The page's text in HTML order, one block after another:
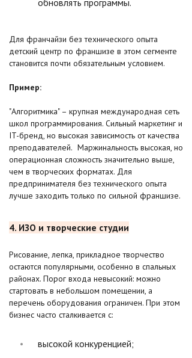
обновлять программы.
Для франчайзи без технического опыта
детский центр по франшизе в этом сегменте
становится почти обязательным условием.
Пример:
"Алгоритмика" – крупная международная сеть
школ программирования. Сильный маркетинг и
IT-бренд, но высокая зависимость от качества
преподавателей. Маржинальность высокая, но
операционная сложность значительно выше,
чем в творческих форматах. Для
предпринимателя без технического опыта
лучше заходить только по сильной франшизе.
4. ИЗО и творческие студии
Рисование, лепка, прикладное творчество
остаются популярными, особенно в спальных
районах. Порог входа невысокий: можно
стартовать в небольшом помещении, а
перечень оборудования ограничен. При этом
бизнес часто сталкивается с:​
высокой конкуренцией;